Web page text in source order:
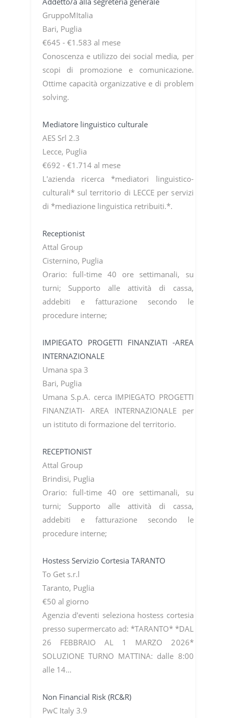
GruppoMItalia
Bari, Puglia
€645 - €1.583 al mese
Conoscenza e utilizzo dei social media, per
scopi di promozione e comunicazione.
Ottime capacità organizzative e di problem
solving.
Mediatore linguistico culturale
AES Srl 2.3
Lecce, Puglia
€692 - €1.714 al mese
L'azienda ricerca *mediatori linguistico-
culturali* sul territorio di LECCE per servizi
di *mediazione linguistica retribuiti.*.
Receptionist
Attal Group
Cisternino, Puglia
Orario: full-time 40 ore settimanali, su
turni; Supporto alle attività di cassa,
addebiti e fatturazione secondo le
procedure interne;
IMPIEGATO PROGETTI FINANZIATI -AREA
INTERNAZIONALE
Umana spa 3
Bari, Puglia
Umana S.p.A. cerca IMPIEGATO PROGETTI
FINANZIATI- AREA INTERNAZIONALE per
un istituto di formazione del territorio.
RECEPTIONIST
Attal Group
Brindisi, Puglia
Orario: full-time 40 ore settimanali, su
turni; Supporto alle attività di cassa,
addebiti e fatturazione secondo le
procedure interne;
Hostess Servizio Cortesia TARANTO
To Get s.r.l
Taranto, Puglia
€50 al giorno
Agenzia d'eventi seleziona hostess cortesia
presso supermercato ad: *TARANTO* *DAL
26 FEBBRAIO AL 1 MARZO 2026*
SOLUZIONE TURNO MATTINA: dalle 8:00
alle 14…
Non Financial Risk (RC&R)
PwC Italy 3.9